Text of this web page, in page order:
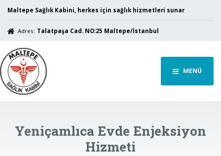
Maltepe Sağlık Kabini, herkes için sağlık hizmetleri sunar
Adres: Talatpaşa Cad. NO:25 Maltepe/İstanbul
MENÜ
Yeniçamlıca Evde Enjeksiyon
Hizmeti